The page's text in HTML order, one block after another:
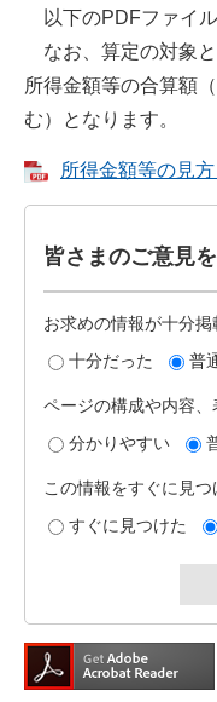
以下のPDFファイル
なお、算定の対象
所得金額等の合算額
む）となります。
所得金額等の見
皆さまのご意見
お求めの情報が十分
十分だった
普
ページの構成や内容
分かりやすい
この情報をすぐに見
すぐに見つけた